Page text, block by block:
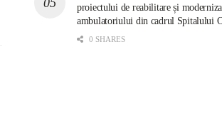
proiectului de reabilitare și
ambulatoriului din cadrul Spitalului
0 SHARES